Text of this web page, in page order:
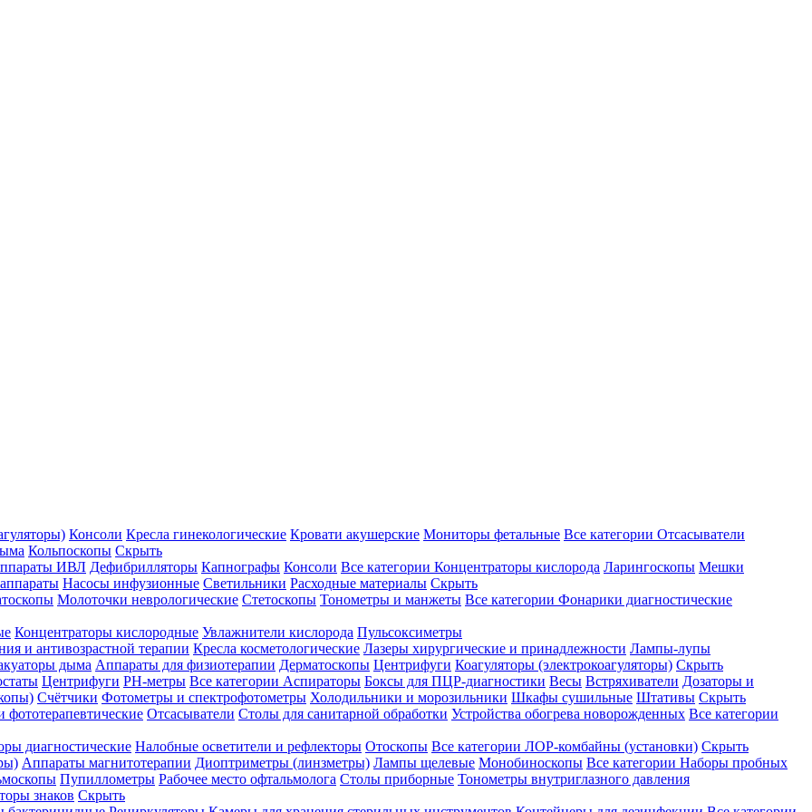
Консоли Кресла гинекологические Кровати акушерские Мониторы фетальные Все категории Отсасыватели
Кольпоскопы Скрыть
ИВЛ Дефибрилляторы Капнографы Консоли Все категории Концентраторы кислорода Ларингоскопы Мешки
Насосы инфузионные Светильники Расходные материалы Скрыть
Молоточки неврологические Стетоскопы Тонометры и манжеты Все категории Фонарики диагностические
Концентраторы кислородные Увлажнители кислорода Пульсоксиметры
и антивозрастной терапии Кресла косметологические Лазеры хирургические и принадлежности Лампы-лупы
дыма Аппараты для физиотерапии Дерматоскопы Центрифуги Коагуляторы (электрокоагуляторы) Скрыть
Центрифуги PH-метры Все категории Аспираторы Боксы для ПЦР-диагностики Весы Встряхиватели Дозаторы и
Счётчики Фотометры и спектрофотометры Холодильники и морозильники Шкафы сушильные Штативы Скрыть
фототерапевтические Отсасыватели Столы для санитарной обработки Устройства обогрева новорожденных Все категории
диагностические Налобные осветители и рефлекторы Отоскопы Все категории ЛОР-комбайны (установки) Скрыть
Аппараты магнитотерапии Диоптриметры (линзметры) Лампы щелевые Монобиноскопы Все категории Наборы пробных
Пупиллометры Рабочее место офтальмолога Столы приборные Тонометры внутриглазного давления
знаков Скрыть